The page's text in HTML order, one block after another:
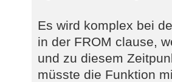
Es wird komplex bei
in der FROM clause,
und zu diesem
müsste die Funktion